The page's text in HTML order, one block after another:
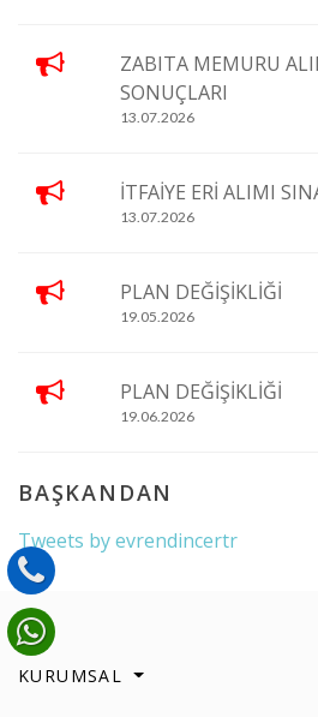
ZABITA MEMURU
SONUÇLARI
13.07.2026
İTFAİYE ERİ ALIMI
13.07.2026
PLAN DEĞİŞİKLİĞİ
19.05.2026
PLAN DEĞİŞİKLİĞİ
19.06.2026
BAŞKANDAN
Tweets by evrendincertr
KURUMSAL